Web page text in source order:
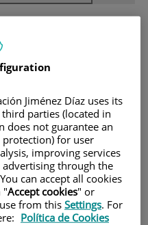
Jiménez Díaz uses its
parties (located in
does not guarantee an
for user
improving services
through the
can accept all cookies
"Accept cookies" or
from thisSettings. For
Política de Cookies